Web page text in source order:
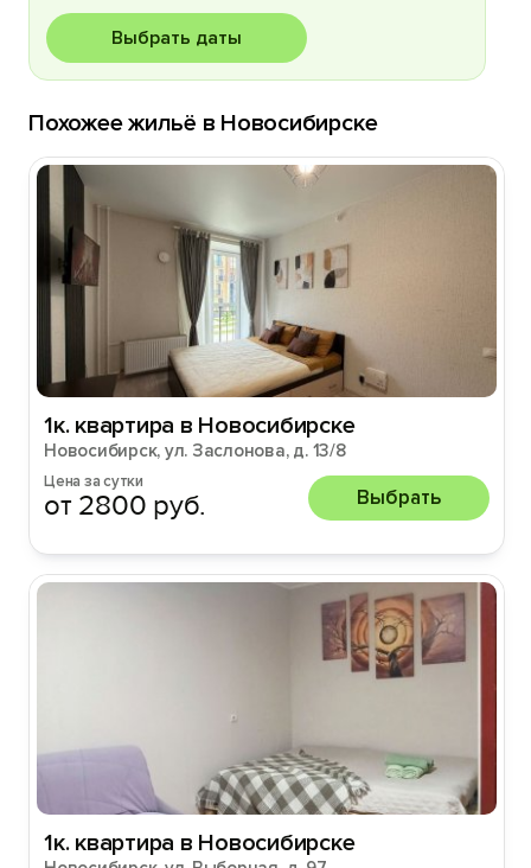
Выбрать даты
Похожее жильё в Новосибирске
1к. квартира в Новосибирске
Новосибирск, ул. Заслонова, д. 13/8
Цена за сутки
от 2800 руб. Выбрать
1к. квартира в Новосибирске